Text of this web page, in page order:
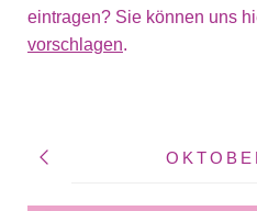
eintragen? Sie können uns
vorschlagen.